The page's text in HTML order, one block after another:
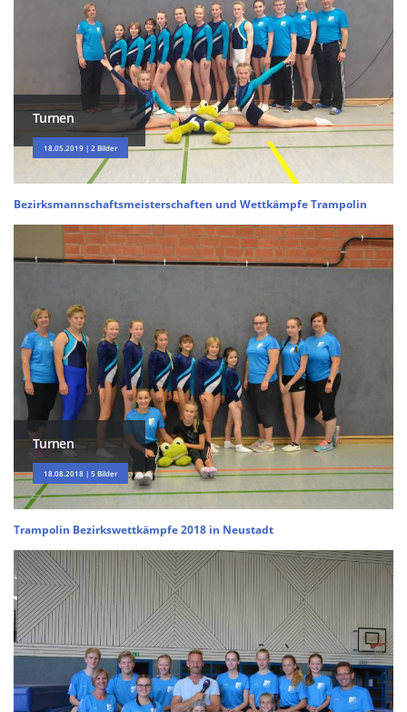
Turnen
18.05.2019 | 2 Bilder
Bezirksmannschaftsmeisterschaften und Wettkämpfe Trampolin
Turnen
18.08.2018 | 5 Bilder
Trampolin Bezirkswettkämpfe 2018 in Neustadt